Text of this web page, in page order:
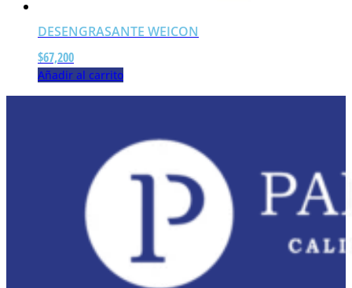
DESENGRASANTE WEICON
$67,200
Añadir al carrito